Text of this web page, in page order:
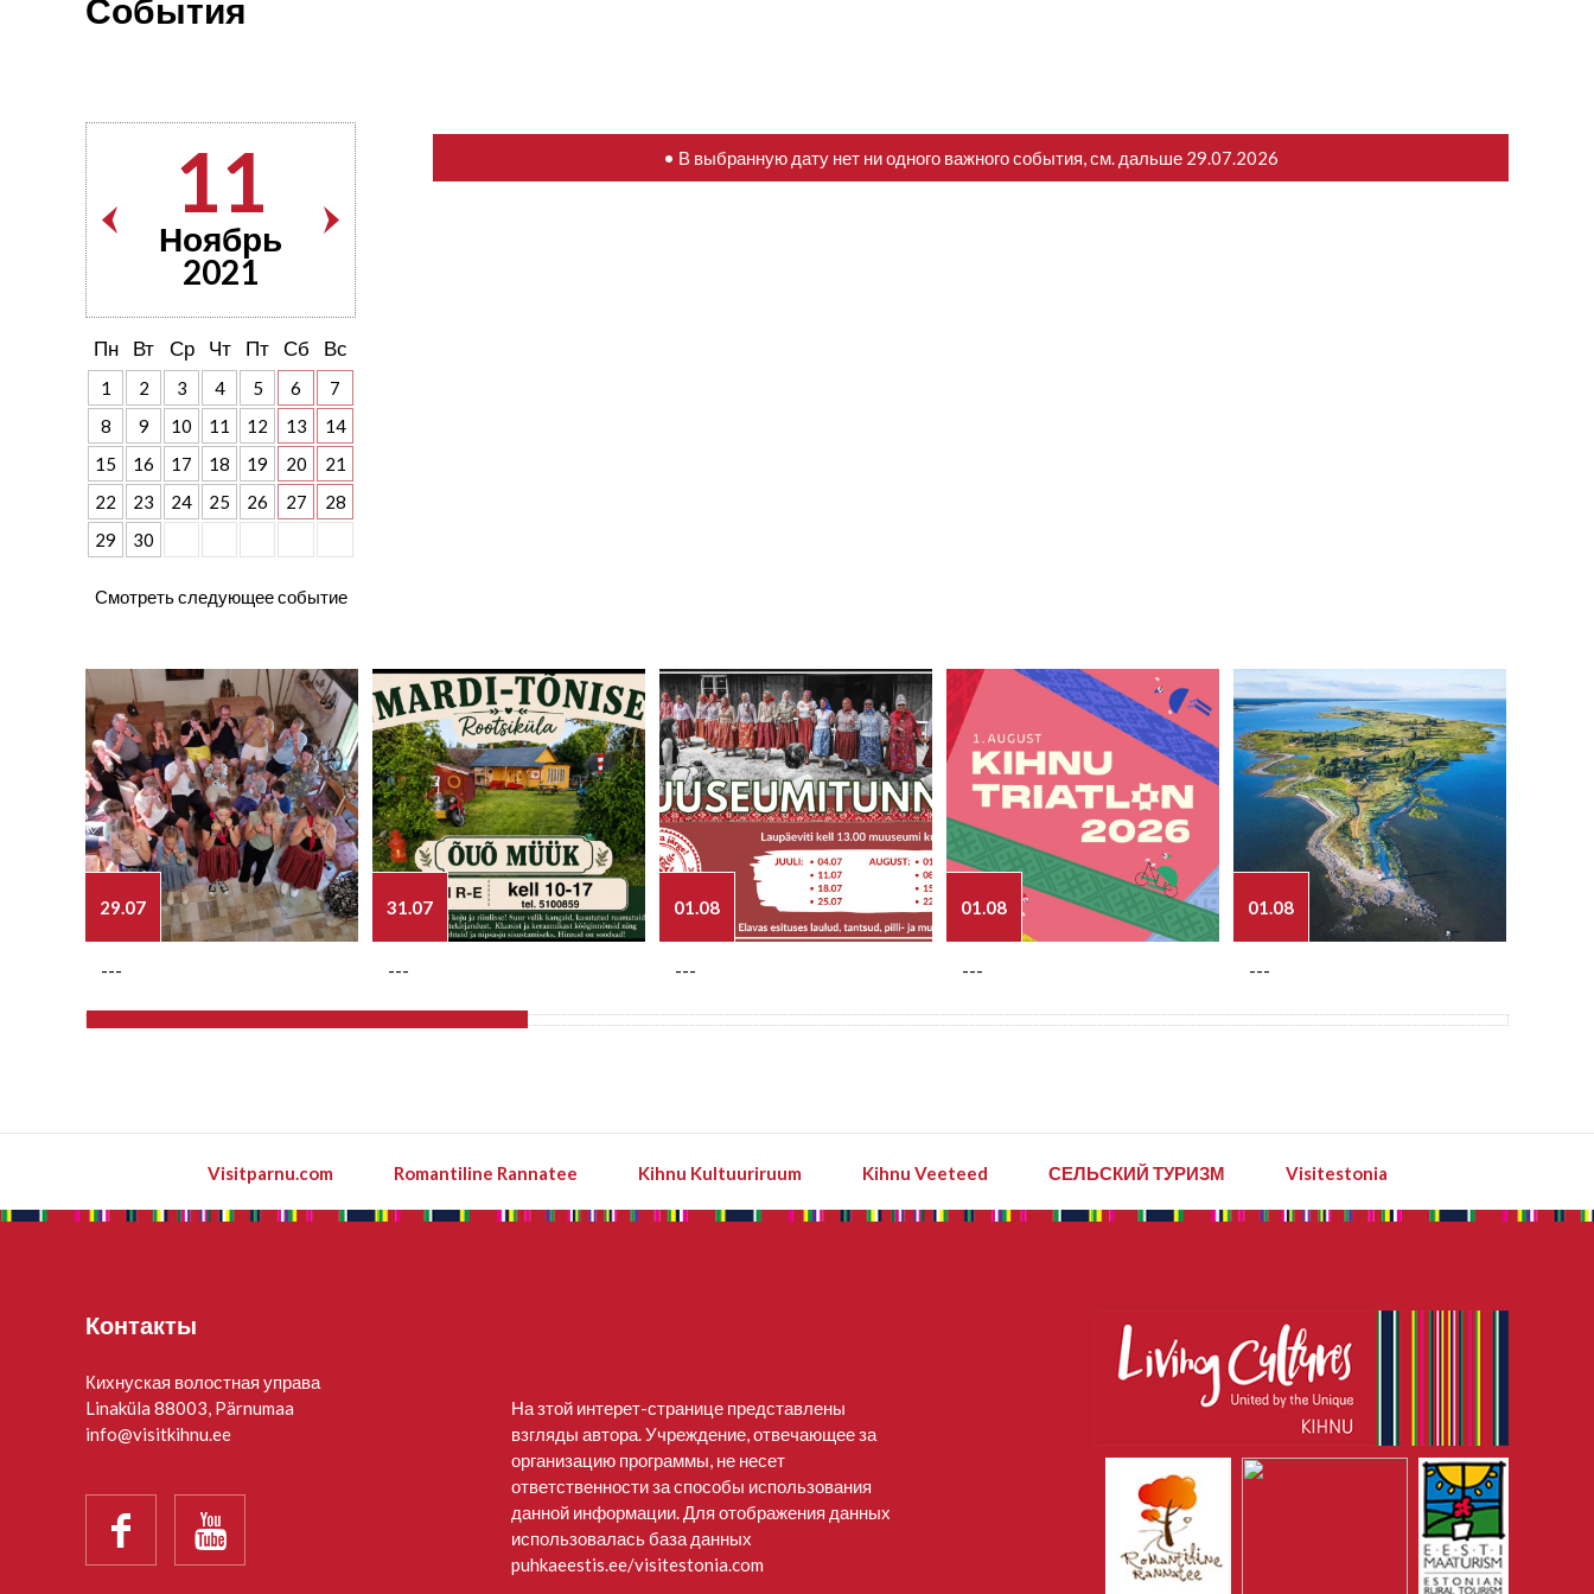
События
11
Ноябрь
2021
Пн Вт Ср Чт Пт Сб Вс
1 2 3 4 5 6
7
8
9 10 11 12 13
14
15
16 17 18 19 20
21
22
23 24 25 26 27
28
29
30
Смотреть следующее событие
• В выбранную дату нет ни одного важного события, см. дальше 29.07.2026
29.07
---
31.07
---
01.08
---
01.08
---
01.08
---
Visitparnu.com Romantiline Rannatee Kihnu Kultuuriruum Kihnu Veeteed СЕЛЬСКИЙ ТУРИЗМ Visitestonia
Контакты
Кихнуская волостная управа
Linaküla 88003, Pärnumaa
info@visitkihnu.ee
 
На зтой интерет-странице представлены
взгляды автора. Учреждение, отвечающее за
организацию программы, не несет
ответственности за способы использования
данной информации. Для отображения данных
использовалась база данных
puhkaeestis.ee/visitestonia.com